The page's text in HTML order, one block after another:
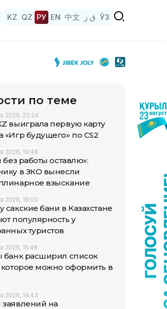
KZ QZ РУ EN 中文 ق ز ЎЗ
по теме
2026, 20:24
выиграла первую карту
«Игр будущего» по CS2
2026, 19:48
без работы оставлю»:
в ЗКО вынесли
взыскание
2026, 19:00
сакские бани в Казахстане
популярность у
туристов
2026, 15:48
банк расширил список
можно оформить в
2026, 14:43
на